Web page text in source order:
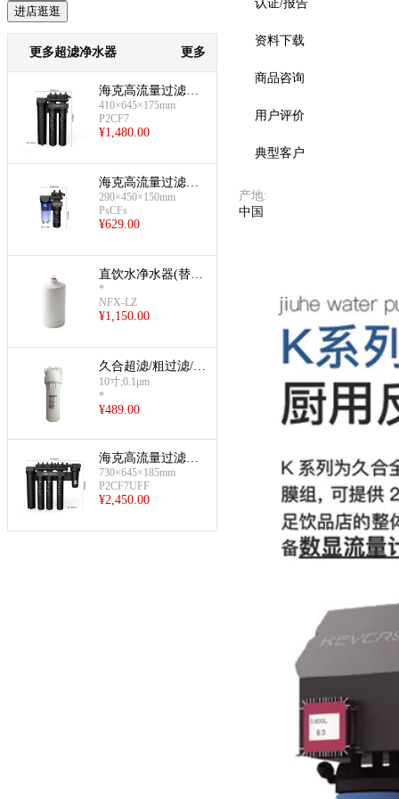
进店逛逛
更多超滤净水器 更多
海克高流量过滤器
(20英寸双头)
410×645×175mm
P2CF7
¥1,480.00
海克高流量过滤器
(10英寸单头)
290×450×150mm
PsCFs
¥629.00
直饮水净水器(替换
滤芯(0.15微米))
*
NFX-LZ
¥1,150.00
久合超滤/粗过滤/活
性炭套装(超滤套
装)
10寸;0.1μm
*
¥489.00
海克高流量过滤器
(20英寸阻垢)
730×645×185mm
P2CF7UFF
¥2,450.00
认证/报告
资料下载
商品咨询
用户评价
典型客户
产地:
中国